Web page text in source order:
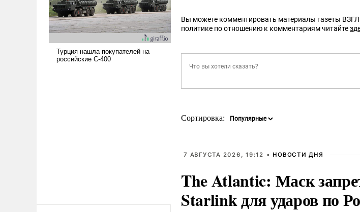
Вы можете комментировать материалы газеты
политике по отношению к комментариям читайте
Сортировка:
7 АВГУСТА 2026, 19:12 • НОВОСТИ ДНЯ
The Atlantic: Маск
Starlink для ударов по